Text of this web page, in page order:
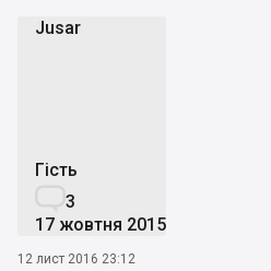
Jusar
Гість
3
17 жовтня 2015
12 лист 2016 23:12